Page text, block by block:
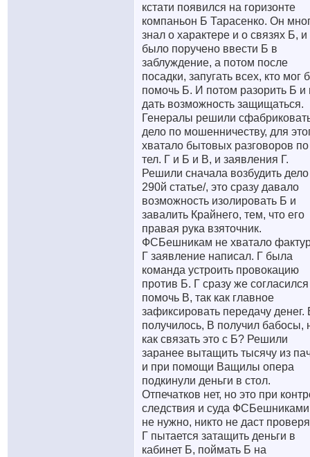
кстати появился на горизонте
компаньон Б Тарасенко. Он
знал о характере и о связях Б,
было поручено ввести Б в
заблуждение, а потом после
посадки, запугать всех, кто мог
помочь Б. И потом разорить Б и
дать возможность защищаться.
Генералы решили
дело по мошенничеству, для
хватало бытовых разговоров по
тел. Г и Б и В, и заявления Г.
Решили сначала возбудить
290й статье/, это сразу давало
возможность изолировать Б и
завалить Крайнего, тем, что его
правая рука взяточник.
ФСБешникам не хватало
Г заявление написал. Г была
команда устроить провокацию
против Б. Г сразу же согласился
помочь В, так как главное
зафиксировать передачу денег.
получилось, В получил бабосы,
как связать это с Б? Решили
заранее вытащить тысячу из
и при помощи Ващилы опера
подкинули деньги в стол.
Отпечатков нет, но это при
следствия и суда
не нужно, никто не даст
Г пытается затащить деньги в
кабинет Б, поймать Б на